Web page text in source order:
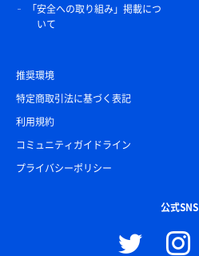
「安全への取り組み」掲載につ
いて
推奨環境
特定商取引法に基づく表記
利用規約
コミュニティガイドライン
プライバシーポリシー
公式SNS